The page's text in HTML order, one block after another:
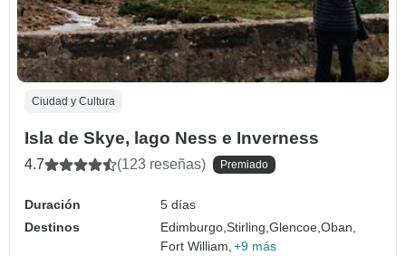
Ciudad y Cultura
Isla de Skye, lago Ness e Inverness
4.7 (123 reseñas) Premiado
Duración
5 días
Destinos
Edimburgo,Stirling,Glencoe,Oban,
Fort William, +9 más